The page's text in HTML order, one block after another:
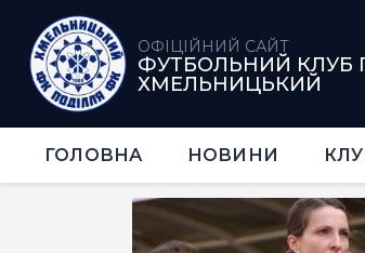
ОФІЦІЙНИЙ САЙТ
ФУТБОЛЬНИЙ КЛУБ
ХМЕЛЬНИЦЬКИЙ
ГОЛОВНА НОВИНИ